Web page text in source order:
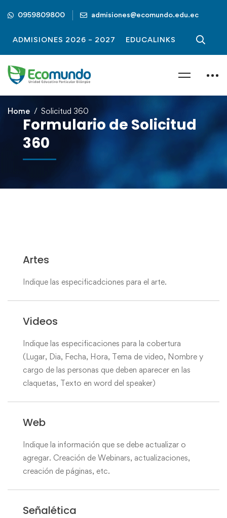
0959809800 admisiones@ecomundo.edu.ec
ADMISIONES 2026 – 2027 EDUCALINKS
Home Solicitud 360
Formulario de Solicitud
360
Artes
Indique las especificadciones para el arte.
Videos
Indique las especificaciones para la cobertura
(Lugar, Dia, Fecha, Hora, Tema de video, Nombre y
cargo de las personas que deben aparecer en las
claquetas, Texto en word del speaker)
Web
Indique la información que se debe actualizar o
agregar. Creación de Webinars, actualizaciones,
creación de páginas, etc.
Señalética